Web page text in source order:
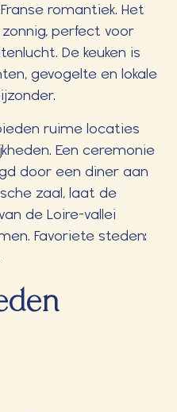
romantiek. Het
perfect voor
De keuken is
gevogelte en lokale
ruime locaties
Een ceremonie
door een diner aan
zaal, laat de
de Loire-vallei
Favoriete steden: